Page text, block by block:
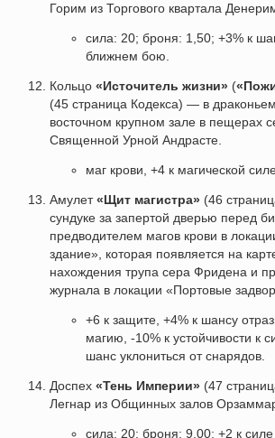
Горим из Торгового квартала
сила: 20; броня: 1,50; +3% к
ближнем бою.
Кольцо «Источитель жизни» (
(45 страница Кодекса) — в
восточном крупном зале в пещерах
Священной Урной Андрасте.
маг крови, +4 к магической
Амулет«Щит магистра» (46
сундуке за запертой дверью перед
предводителем магов крови в
здание», которая появляется на
нахождения трупа сера Фридена и
журнала в локации «Портовые
+6 к защите, +4% к шансу
магию, -10% к устойчивости к
шанс уклониться от снарядов.
Доспех «Тень Империи» (47
Легнар из Общинных залов
сила: 20; броня: 9,00; +2 к силе